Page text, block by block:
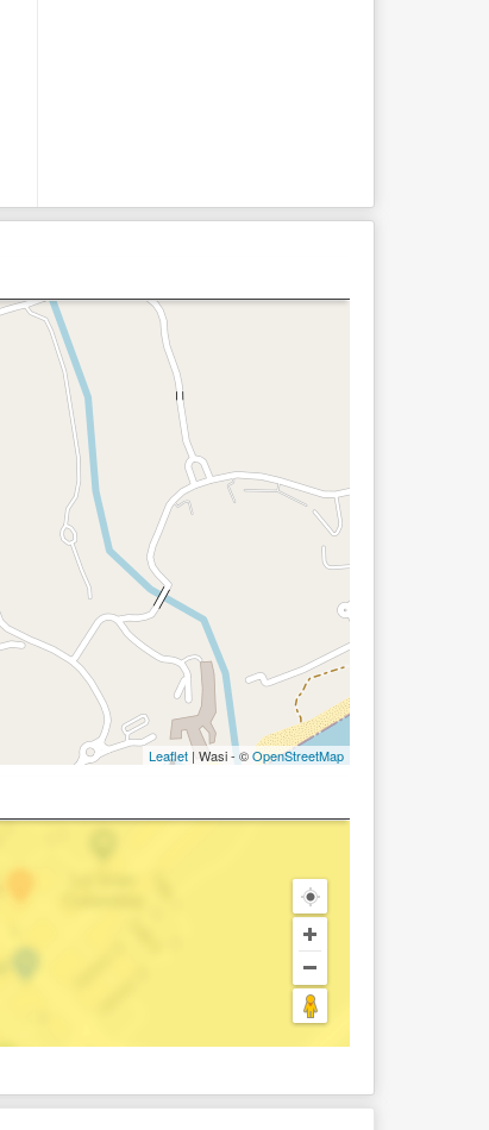
Leaflet | Wasi - ©OpenStreetMap